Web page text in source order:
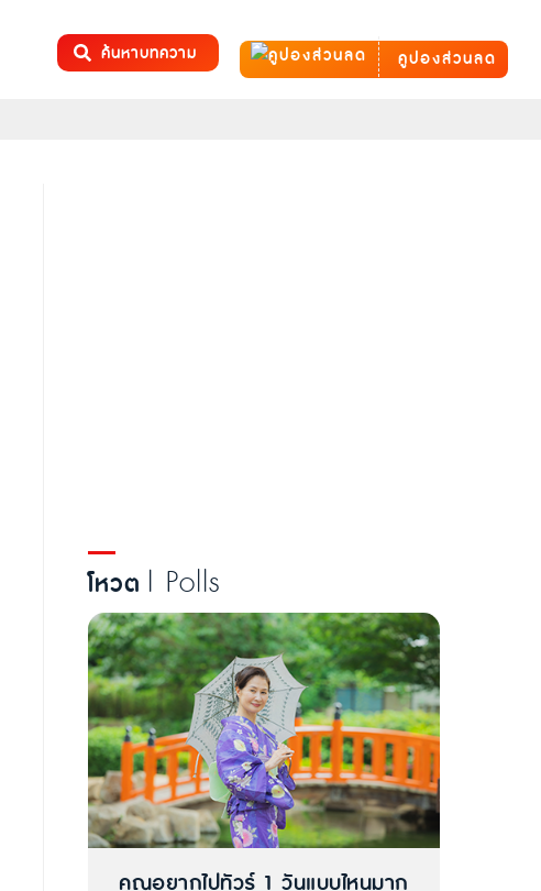
ค้นหาบทความ คูปองส่วนลด
โหวต | Polls
คุณอยากไปทัวร์ 1 วันแบบไหนมาก